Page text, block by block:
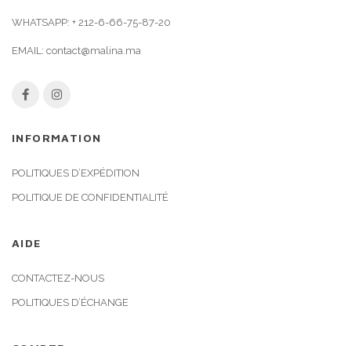
WHATSAPP: + 212-6-66-75-87-20
EMAIL: contact@malina.ma
INFORMATION
POLITIQUES D’EXPÉDITION
POLITIQUE DE CONFIDENTIALITÉ
AIDE
CONTACTEZ-NOUS
POLITIQUES D’ÉCHANGE